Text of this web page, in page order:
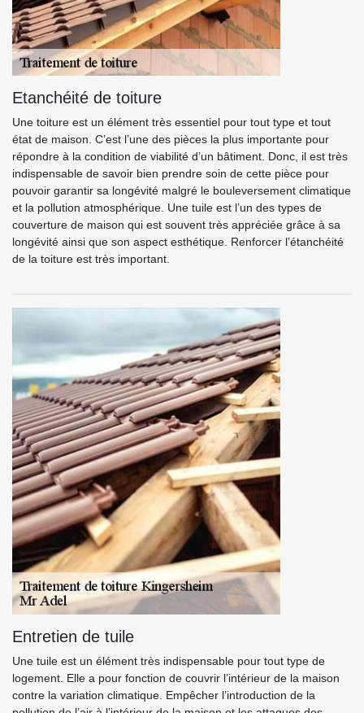
Etanchéité de toiture
Une toiture est un élément très essentiel pour tout type et tout
état de maison. C’est l’une des pièces la plus importante pour
répondre à la condition de viabilité d’un bâtiment. Donc, il est très
indispensable de savoir bien prendre soin de cette pièce pour
pouvoir garantir sa longévité malgré le bouleversement climatique
et la pollution atmosphérique. Une tuile est l’un des types de
couverture de maison qui est souvent très appréciée grâce à sa
longévité ainsi que son aspect esthétique. Renforcer l’étanchéité
de la toiture est très important.
Entretien de tuile
Une tuile est un élément très indispensable pour tout type de
logement. Elle a pour fonction de couvrir l’intérieur de la maison
contre la variation climatique. Empêcher l’introduction de la